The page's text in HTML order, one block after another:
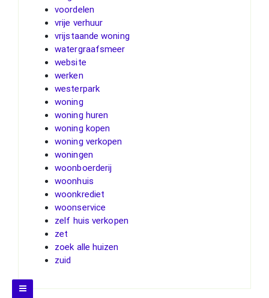
voordelen
vrije verhuur
vrijstaande woning
watergraafsmeer
website
werken
westerpark
woning
woning huren
woning kopen
woning verkopen
woningen
woonboerderij
woonhuis
woonkrediet
woonservice
zelf huis verkopen
zet
zoek alle huizen
zuid